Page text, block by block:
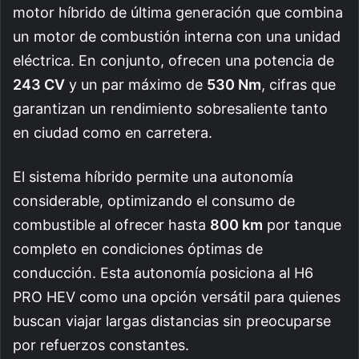
motor híbrido de última generación que combina
un motor de combustión interna con una unidad
eléctrica. En conjunto, ofrecen una potencia de
243 CV y un par máximo de 530 Nm, cifras que
garantizan un rendimiento sobresaliente tanto
en ciudad como en carretera.
El sistema híbrido permite una autonomía
considerable, optimizando el consumo de
combustible al ofrecer hasta 800 km por tanque
completo en condiciones óptimas de
conducción. Esta autonomía posiciona al H6
PRO HEV como una opción versátil para quienes
buscan viajar largas distancias sin preocuparse
por refuerzos constantes.